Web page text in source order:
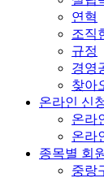
연혁
조직
규정
경영
찾아
온라인 신
온라
온라
종목별 회
중랑